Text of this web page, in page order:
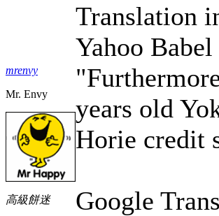
mrenvy
Mr. Envy
高級餅迷
Translation
Yahoo
years old
Horie credit
Google